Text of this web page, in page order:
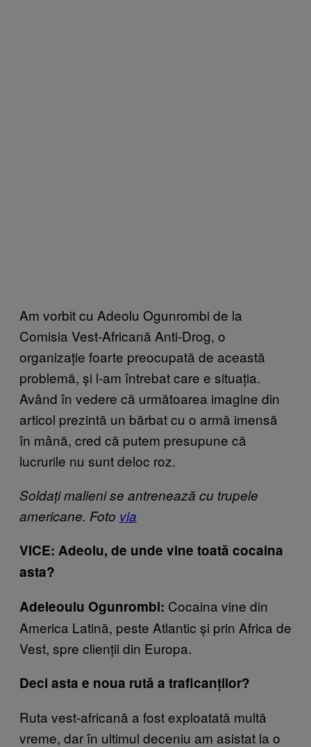
Am vorbit cu Adeolu Ogunrombi de la
Comisia Vest-Africană Anti-Drog, o
organizație foarte preocupată de această
problemă, și l-am întrebat care e situația.
Având în vedere că următoarea imagine din
articol prezintă un bărbat cu o armă imensă
în mână, cred că putem presupune că
lucrurile nu sunt deloc roz.
Soldați malieni se antrenează cu trupele
americane. Foto via
VICE: Adeolu, de unde vine toată cocaina
asta?
Adeleoulu Ogunrombi: Cocaina vine din
America Latină, peste Atlantic și prin Africa de
Vest, spre clienții din Europa.
Deci asta e noua rută a traficanților?
Ruta vest-africană a fost exploatată multă
vreme, dar în ultimul deceniu am asistat la o